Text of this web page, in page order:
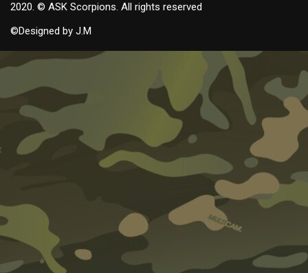
2020. © ASK Scorpions. All rights reserved
©Designed by J.M